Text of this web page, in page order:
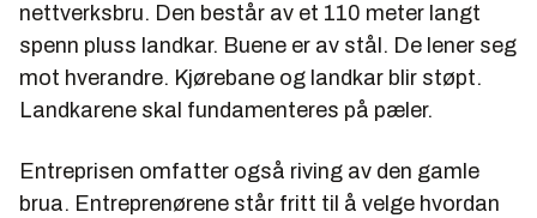
nettverksbru. Den består av et 110 meter langt
spenn pluss landkar. Buene er av stål. De lener seg
mot hverandre. Kjørebane og landkar blir støpt.
Landkarene skal fundamenteres på pæler.
Entreprisen omfatter også riving av den gamle
brua. Entreprenørene står fritt til å velge hvordan